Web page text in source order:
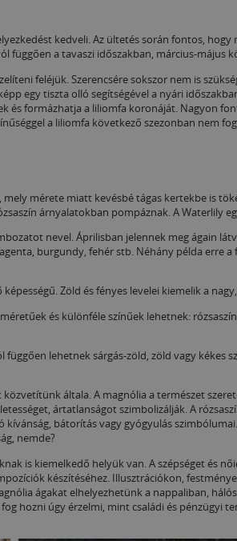
kedveli. Az ültetés során fontos,
a tavaszi időszakban, március-május
feléjük. Szerencsére sokszor nem is
egy tiszta olló segítségével a nyári
formázhatja a liliomfa koronáját. Nagyon
a liliomfa következő szezonban nem
mérete miatt kevésbé tágas kertekbe is
árnyalatokban pompáznak. A Waterlily
nevel. Áprilisban jelennek meg ágain
burgundy, fehér stb. Néhány példa erre a
Zöld és fényes levelei kiemelik a
és különféle színűek lehetnek:
lehetnek sárgás-zöld, zöld vagy kékes
általa. A magnólia a természet
ártatlanságot szimbolizálják. A
kívánság, bátorítás vagy gyógyulás
nemde?
is kiemelkedő helyük van. A szépséget és
készítéséhez. Illusztrációkon,
ágakat elhelyezhetünk a nappaliban,
hozni úgy érzelmi, mint családi és pénzügyi